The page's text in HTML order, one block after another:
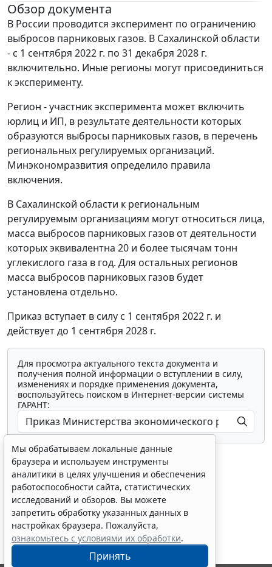
Обзор документа
В России проводится эксперимент по ограничению
выбросов парниковых газов. В Сахалинской области
- с 1 сентября 2022 г. по 31 декабря 2028 г.
включительно. Иные регионы могут присоединиться
к эксперименту.
Регион - участник эксперимента может включить
юрлиц и ИП, в результате деятельности которых
образуются выбросы парниковых газов, в перечень
региональных регулируемых организаций.
Минэкономразвития определило правила
включения.
В Сахалинской области к региональным
регулируемым организациям могут относиться лица,
масса выбросов парниковых газов от деятельности
которых эквивалентна 20 и более тысячам тонн
углекислого газа в год. Для остальных регионов
масса выбросов парниковых газов будет
установлена отдельно.
Приказ вступает в силу с 1 сентября 2022 г. и
действует до 1 сентября 2028 г.
Для просмотра актуального текста документа и
получения полной информации о вступлении в силу,
изменениях и порядке применения документа,
воспользуйтесь поиском в Интернет-версии системы
ГАРАНТ:
Показать все материалы
Мы обрабатываем локальные данные
браузера и используем инструменты
аналитики в целях улучшения и обеспечения
работоспособности сайта, статистических
исследований и обзоров. Вы можете
запретить обработку указанных данных в
настройках браузера. Пожалуйста,
ознакомьтесь с условиями их обработки.
Принять